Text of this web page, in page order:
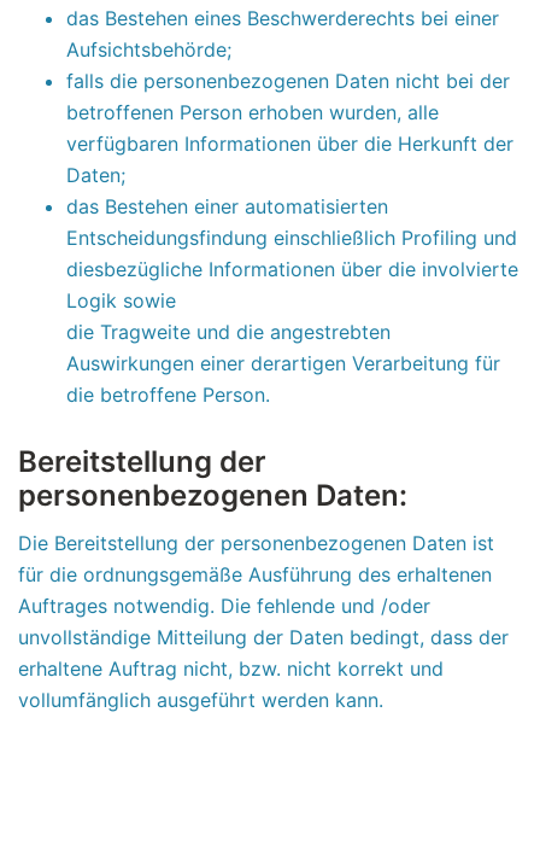
das Bestehen eines Beschwerderechts bei einer
Aufsichtsbehörde;
falls die personenbezogenen Daten nicht bei der
betroffenen Person erhoben wurden, alle
verfügbaren Informationen über die Herkunft der
Daten;
das Bestehen einer automatisierten
Entscheidungsfindung einschließlich Profiling und
diesbezügliche Informationen über die involvierte
Logik sowie
die Tragweite und die angestrebten
Auswirkungen einer derartigen Verarbeitung für
die betroffene Person.
Bereitstellung der
personenbezogenen Daten:
Die Bereitstellung der personenbezogenen Daten ist
für die ordnungsgemäße Ausführung des erhaltenen
Auftrages notwendig. Die fehlende und /oder
unvollständige Mitteilung der Daten bedingt, dass der
erhaltene Auftrag nicht, bzw. nicht korrekt und
vollumfänglich ausgeführt werden kann.